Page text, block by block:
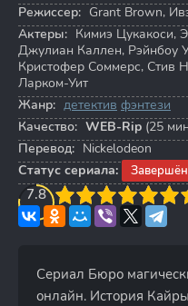
Режиссер: Grant Brown,
Актеры: Кимиэ Цукакоси,
Джулиан Каллен, Рэйнбоу
Кристофер Соммерс, Стив
Ларком-Уит
Жанр: детектив фэнтези
Качество: WEB-Rip (25
Перевод: Nickelodeon
Статус сериала:
Завершён
7.8
4 5 6 7 8 9 10
Сериал Бюро
онлайн. История